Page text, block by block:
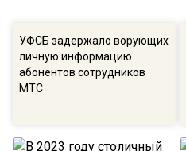
УФСБ задержало ворующих
личную информацию
абонентов сотрудников
МТС